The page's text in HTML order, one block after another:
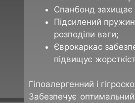
Спанбонд захищає
Підсилений
розподіли ваги;
Єврокаркас
підвищує
Гіпоалергенний і
Забезпечує